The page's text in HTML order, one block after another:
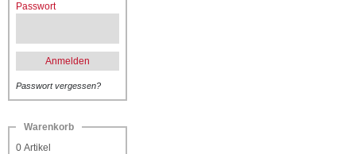
Passwort
Anmelden
Passwort vergessen?
Warenkorb
0 Artikel